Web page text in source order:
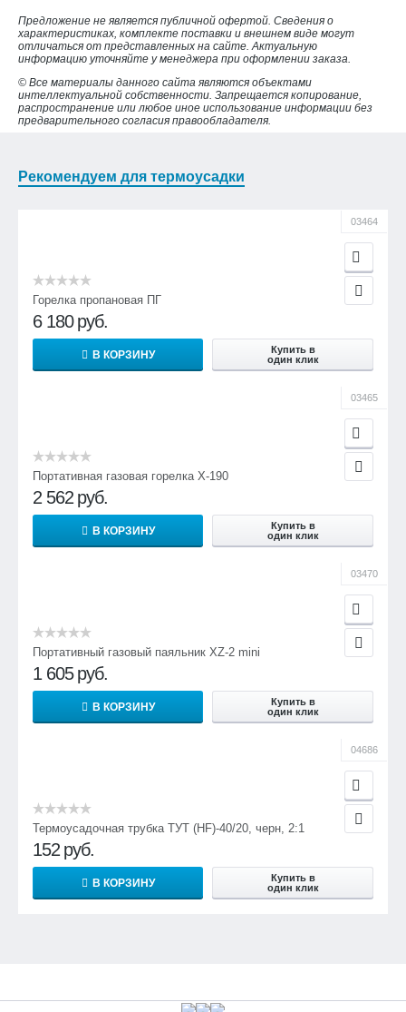
Предложение не является публичной офертой. Сведения о
характеристиках, комплекте поставки и внешнем виде могут
отличаться от представленных на сайте. Актуальную
информацию уточняйте у менеджера при оформлении заказа.
© Все материалы данного сайта являются объектами
интеллектуальной собственности. Запрещается копирование,
распространение или любое иное использование информации без
предварительного согласия правообладателя.
Рекомендуем для термоусадки
03464
Горелка пропановая ПГ
6 180 руб.
В КОРЗИНУ
Купить в
один клик
03465
Портативная газовая горелка X-190
2 562 руб.
В КОРЗИНУ
Купить в
один клик
03470
Портативный газовый паяльник ХZ-2 mini
1 605 руб.
В КОРЗИНУ
Купить в
один клик
04686
Термоусадочная трубка ТУТ (HF)-40/20, черн, 2:1
152 руб.
В КОРЗИНУ
Купить в
один клик